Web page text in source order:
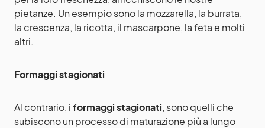
pietanze. Un esempio sono la mozzarella, la burrata,
la crescenza, la ricotta, il mascarpone, la feta e molti
altri.
Formaggi stagionati
Al contrario, iformaggi stagionati, sono quelli che
subiscono un processo di maturazione più a lungo